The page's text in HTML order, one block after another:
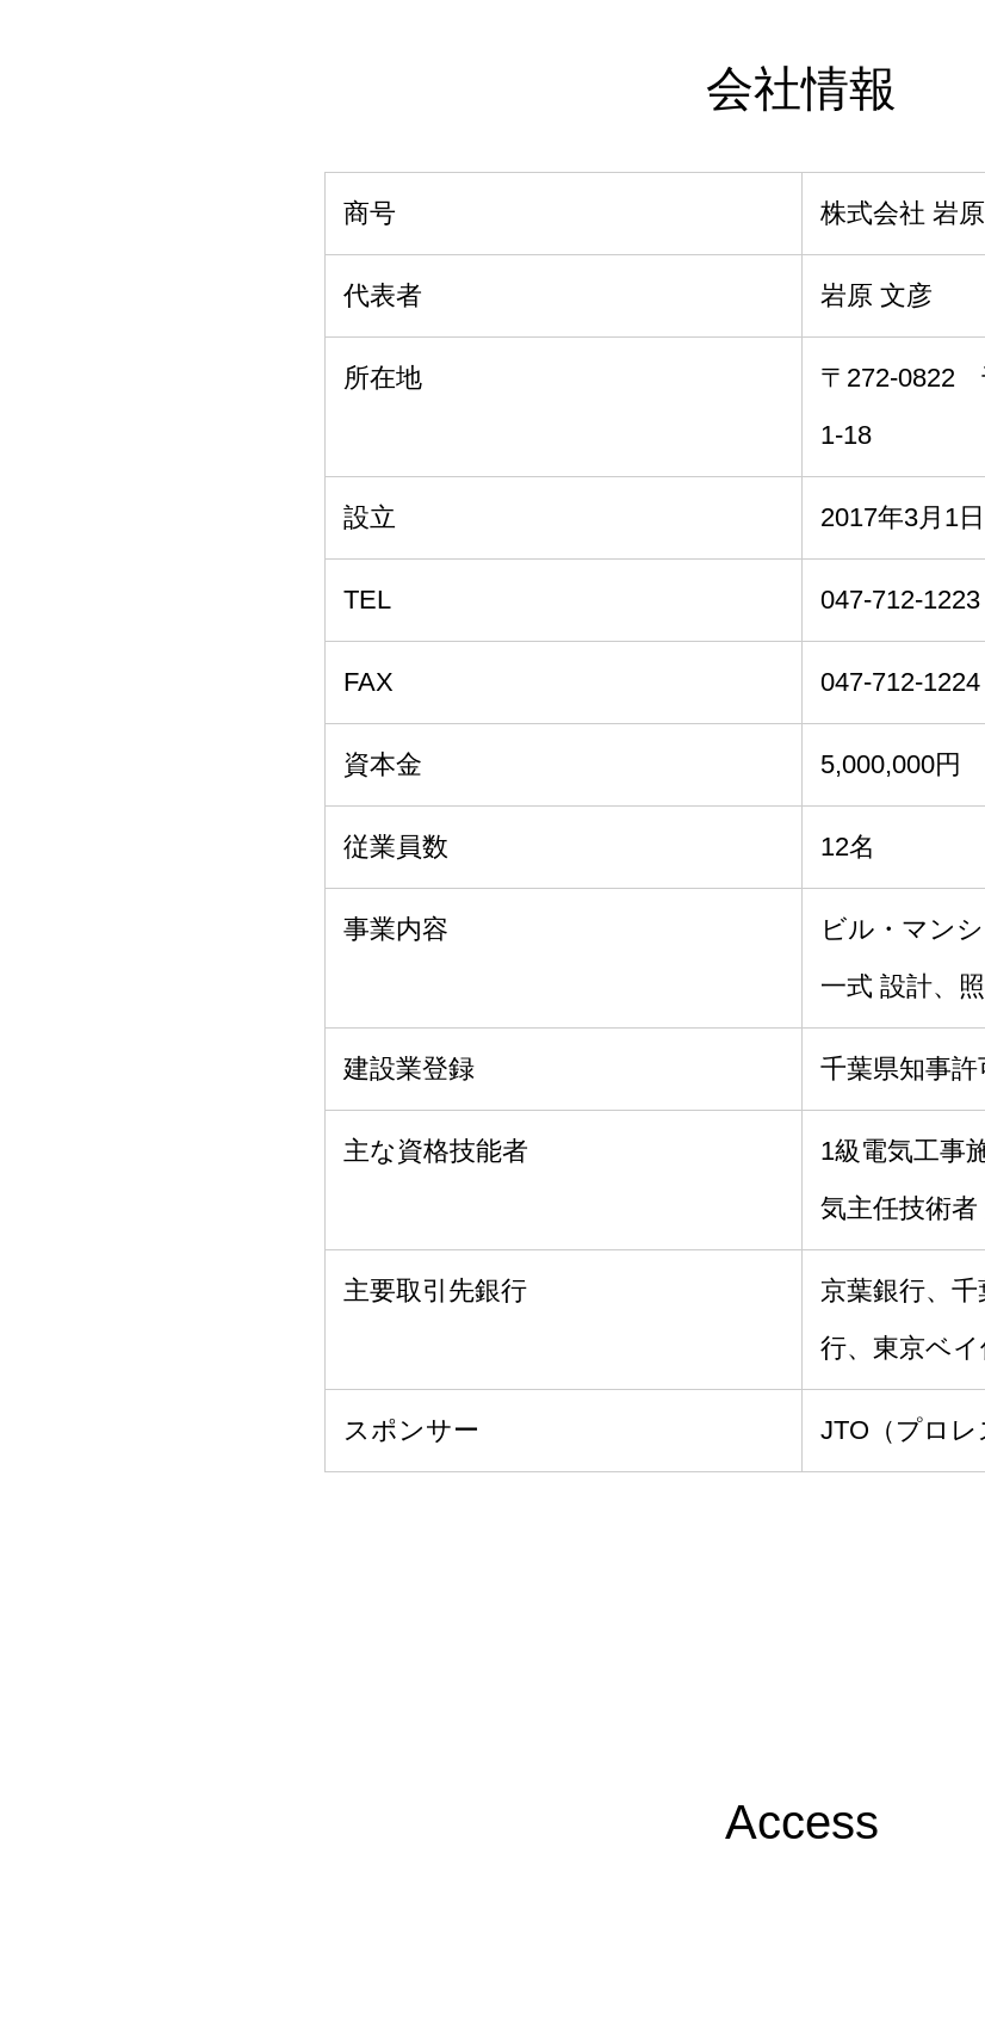
会社情報
商号 株式会社 岩
代表者 岩原 文彦
所在地
〒272-0822
1-18
設立 2017年3月1日
TEL 047-712-1223
FAX 047-712-1224
資本金 5,000,000円
従業員数 12名
事業内容
ビル・マン
一式 設計、
建設業登録 千葉県知事
主な資格技能者
1級電気工事
気主任技術
主要取引先銀行
京葉銀行、
行、東京ベ
スポンサー JTO（プロレ
Access